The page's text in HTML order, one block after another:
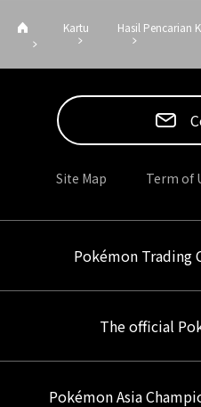
Kartu Hasil Pencarian
Site Map Term of
Pokémon Trading
The official
Pokémon Asia